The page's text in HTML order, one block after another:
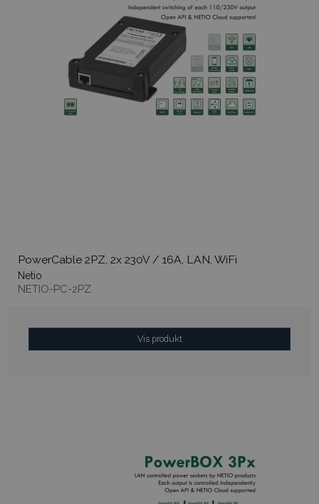
PowerCable 2PZ, 2x 230V / 16A, LAN, WiFi
Netio
NETIO-PC-2PZ
Vis produkt